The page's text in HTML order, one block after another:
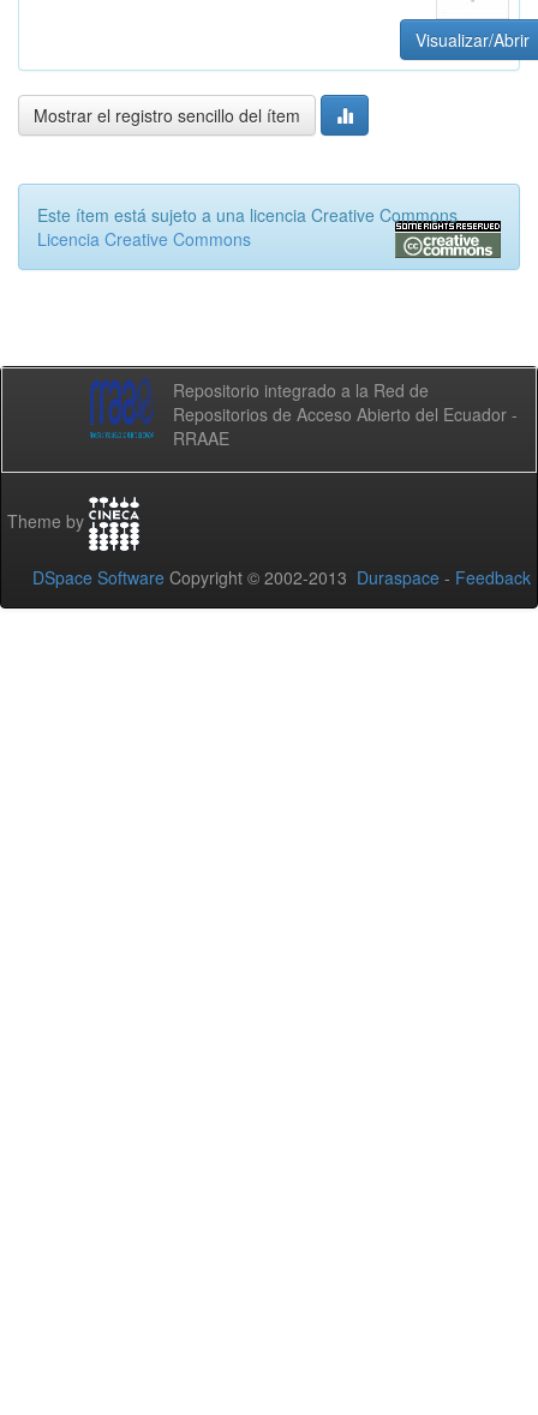
Visualizar/Abrir
Mostrar el registro sencillo del ítem
Este ítem está sujeto a una licencia Creative Commons
Licencia Creative Commons
Repositorio integrado a la Red de
Repositorios de Acceso Abierto del Ecuador -
RRAAE
Theme by
DSpace Software Copyright © 2002-2013 Duraspace - Feedback